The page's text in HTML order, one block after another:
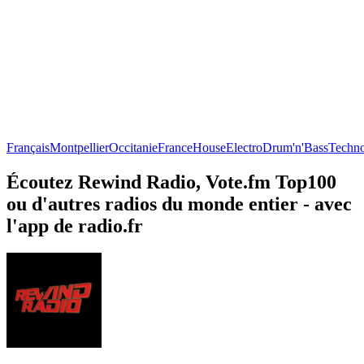
FrançaisMontpellierOccitanieFranceHouseElectroDrum'n'Bass
Écoutez Rewind Radio, Vote.fm Top100
ou d'autres radios du monde entier - avec
l'app de radio.fr